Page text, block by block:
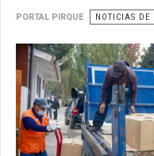
PORTAL PIRQUE NOTICIAS DE